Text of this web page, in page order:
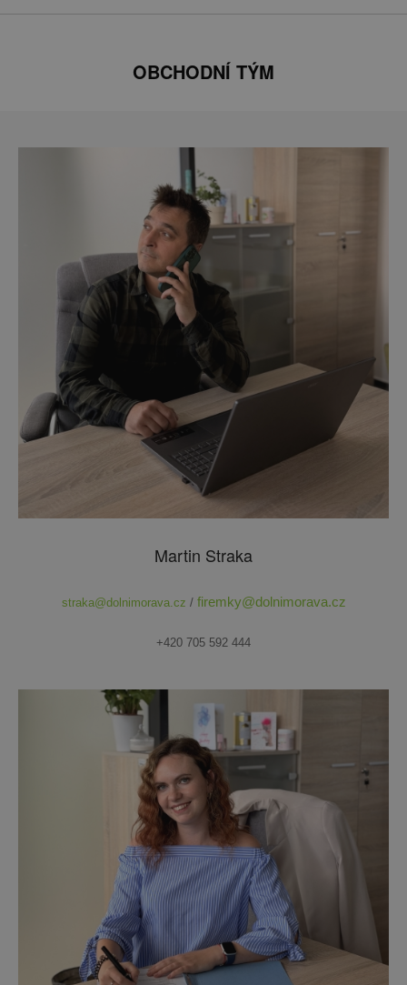
OBCHODNÍ TÝM
Martin Straka
straka@dolnimorava.cz / firemky@dolnimorava.cz
+420 705 592 444